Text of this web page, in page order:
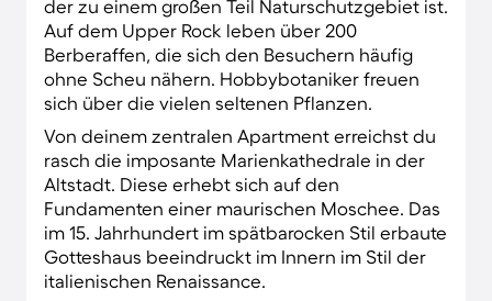
der zu einem großen Teil Naturschutzgebiet ist.
Auf dem Upper Rock leben über 200
Berberaffen, die sich den Besuchern häufig
ohne Scheu nähern. Hobbybotaniker freuen
sich über die vielen seltenen Pflanzen.
Von deinem zentralen Apartment erreichst du
rasch die imposante Marienkathedrale in der
Altstadt. Diese erhebt sich auf den
Fundamenten einer maurischen Moschee. Das
im 15. Jahrhundert im spätbarocken Stil erbaute
Gotteshaus beeindruckt im Innern im Stil der
italienischen Renaissance.